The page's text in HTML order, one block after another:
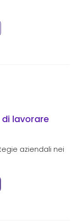
lavorare
aziendali nei